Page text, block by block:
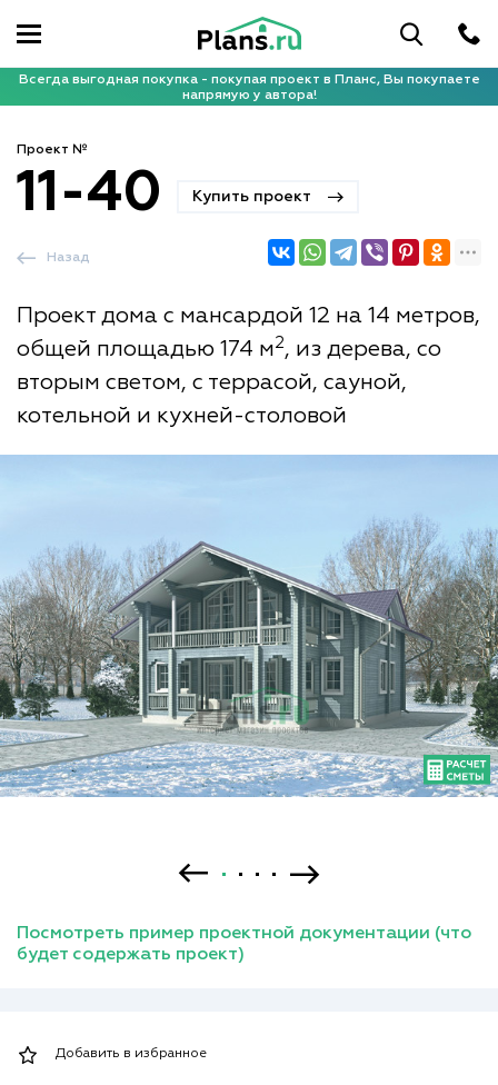
Всегда выгодная покупка - покупая проект в Планс, Вы покупаете
напрямую у автора!
Проект №
11-40 Купить проект
Проект дома с мансардой 12 на 14 метров,
общей площадью 174 м2, из дерева, со
вторым светом, с террасой, сауной,
котельной и кухней-столовой
Назад
Посмотреть пример проектной документации (что
будет содержать проект)
Добавить в избранное